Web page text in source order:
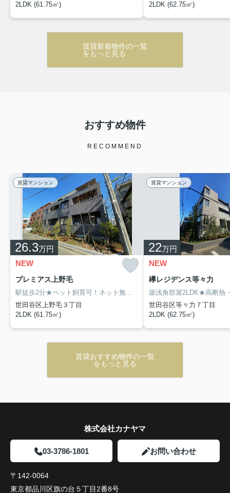
2LDK (61.75㎡)
2LDK (62.75㎡)
賃貸新着物件の一覧
をもっと見る
おすすめ物件
RECOMMEND
賃貸マンション
26.3万円
NEW
プレミアス上野毛
駅徒歩2分★ペット飼育可！ネット無料＆食洗機付の築浅2LDK
世田谷区上野毛３丁目
2LDK (61.75㎡)
賃貸マンション
22万円
NEW
欅レジデンス等々力
世田谷区等々力７丁目
2LDK (62.75㎡)
賃貸おすすめ物件の一覧
をもっと見る
株式会社カナヤマ
03-3786-1801 お問い合わせ
〒142-0064
東京都品川区旗の台５丁目2番8号